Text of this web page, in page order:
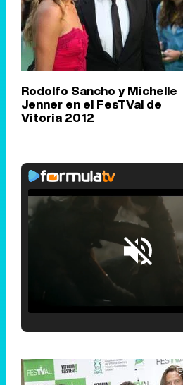
Rodolfo Sancho y Michelle
Jenner en el FesTVal de
Vitoria 2012